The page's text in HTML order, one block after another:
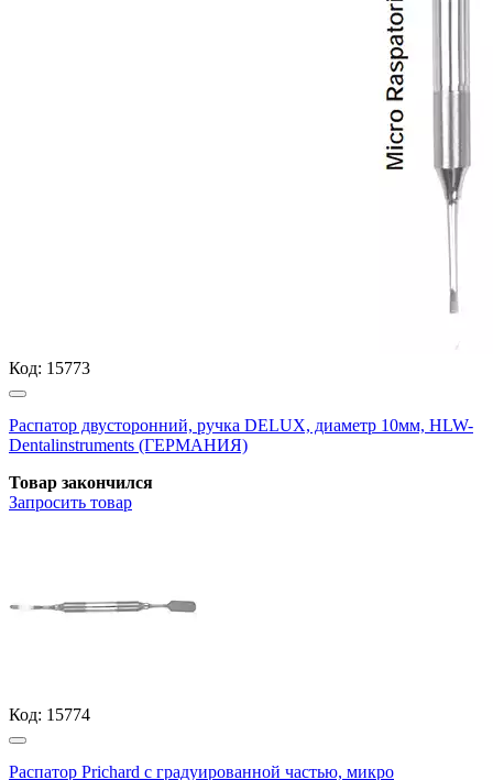
Код: 15773
Распатор двусторонний, ручка DELUX, диаметр 10мм, HLW-
Dentalinstruments (ГЕРМАНИЯ)
Товар закончился
Запросить товар
Код: 15774
Распатор Prichard с градуированной частью, микро